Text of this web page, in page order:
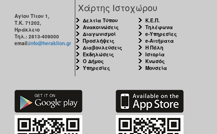
Αγίου Τίτου 1,
Τ.Κ. 71202,
Ηράκλειο
Τηλ.: 2813-409000
email:info@heraklion.gr
Χάρτης Ιστοχώρου
Δελτία Τύπου
Ανακοινώσεις
Διαγωνισμοί
Προσλήψεις
Διαβουλεύσεις
Εκδηλώσεις
Ο Δήμος
Υπηρεσίες
Κ.Ε.Π.
Τηλέφωνα
e-Υπηρεσίες
e-Αιτήματα
Η Πόλη
Ιστορία
Κνωσός
Μουσεία